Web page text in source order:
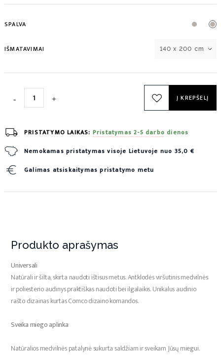
SPALVA
IŠMATAVIMAI 140 x 200 cm
Į KREPŠELĮ
PRISTATYMO LAIKAS: Pristatymas 2-5 darbo dienos
Nemokamas pristatymas visoje Lietuvoje nuo 35,0 €
Galimas atsiskaitymas pristatymo metu
Produkto aprašymas
Universali
Natūrali ir šilta, skirta naudoti ištisus metus. Antklodės viršutinis medvilnės
ir poliesterio audinys praktiškas naudoti bei ilgalaikis. Unikalus audinio
rašto dizainas kurtas Comco dizaino komandos.
Sveika miego aplinka
Natūralios medvilnės patalynė sukurta saldžiam ir sveikam Jūsų miegui.